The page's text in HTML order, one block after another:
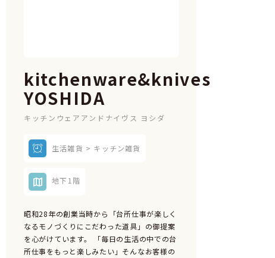
kitchenware&knives
YOSHIDA
キッチンウェアアンドナイヴス ヨシダ
生活雑貨 > キッチン雑貨
地下1階
昭和28年の創業当時から「台所仕事が楽しく
なるモノづくりにこだわった道具」の御提案
を心がけています。 「毎日の生活の中での台
所仕事をもっと楽しみたい」そんなお客様の